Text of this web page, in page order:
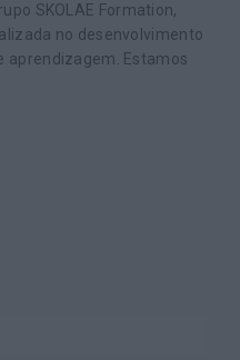
SKOLAE Formation,
no desenvolvimento
aprendizagem. Estamos